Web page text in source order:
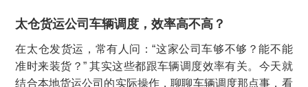
太仓货运公司车辆调度，效率高不高？
在太仓发货运，常有人问：“这家公司车够不够？能不能
准时来装货？” 其实这些都跟车辆调度效率有关。今天就
结合本地货运公司的实际操作，聊聊车辆调度那点事，看